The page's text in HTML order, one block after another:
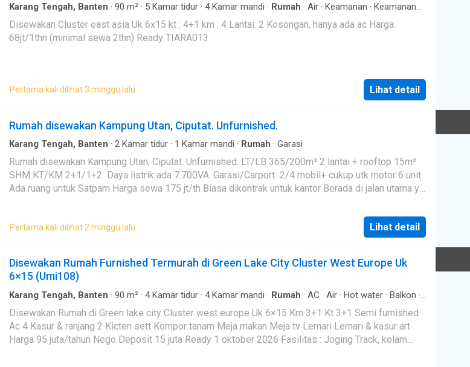
Karang Tengah, Banten · 90 m² · 5 Kamar tidur · 4Kamar mandi · Rumah · Air · Keamanan · Keamanan
Disewakan Cluster east asia Uk 6x15 kt : 4+1 km : 4 Lantai: 2 Kosongan, hanya ada ac Harga:
68jt/1thn (minimal sewa 2thn) Ready TIARA013
Pertama kali dilihat 3 minggu lalu Lihat detail
Rumah disewakan Kampung Utan, Ciputat. Unfurnished.
Karang Tengah, Banten · 2 Kamar tidur · 1 Kamar mandi · Rumah · Garasi
Rumah disewakan Kampung Utan, Ciputat. Unfurnished. LT/LB 365/200m² 2 lantai + rooftop 15m²
SHM KT/KM 2+1/1+2 Daya listrik ada 7.700VA. Garasi/Carport 2/4 mobil+ cukup utk motor 6 unit
Ada ruang untuk Satpam Harga sewa 175 jt/th Biasa dikontrak untuk kantor Berada di jalan utama yg
Pertama kali dilihat 2 minggu lalu Lihat detail
Disewakan Rumah Furnished Termurah di Green Lake City Cluster West Europe Uk
6×15 (Umi108)
Karang Tengah, Banten · 90 m² · 4Kamar tidur · 4Kamar mandi · Rumah · AC · Air · Hot water · Balkon ·
Disewakan Rumah di Green lake city Cluster west europe Uk 6×15 Km 3+1 Kt 3+1 Semi furnished
Ac 4 Kasur & ranjang 2 Kicten sett Kompor tanam Meja makan Meja tv Lemari Lemari & kasur art
Harga 95 juta/tahun Nego Deposit 15 juta Ready 1 oktober 2026 Fasilitas : Joging Track, kolam